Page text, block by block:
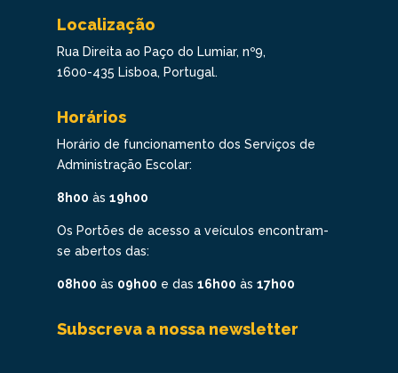
Localização
Rua Direita ao Paço do Lumiar, nº9,
1600-435 Lisboa, Portugal.
Horários
Horário de funcionamento dos Serviços de
Administração Escolar:
8h00 às 19h00
Os Portões de acesso a veículos encontram-
se abertos das:
08h00 às 09h00 e das 16h00 às 17h00
Subscreva a nossa newsletter